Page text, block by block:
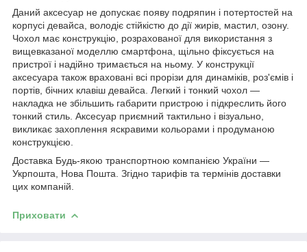
Даний аксесуар не допускає появу подряпин і потертостей на
корпусі девайса, володіє стійкістю до дії жирів, мастил, озону.
Чохол має конструкцію, розрахованої для використання з
вищевказаної моделлю смартфона, щільно фіксується на
пристрої і надійно тримається на ньому. У конструкції
аксесуара також враховані всі прорізи для динаміків, роз'ємів і
портів, бічних клавіш девайса. Легкий і тонкий чохол ―
накладка не збільшить габарити пристрою і підкреслить його
тонкий стиль. Аксесуар приємний тактильно і візуально,
викликає захоплення яскравими кольорами і продуманою
конструкцією.
Доставка Будь-якою транспортною компанією України ―
Укрпошта, Нова Пошта. Згідно тарифів та термінів доставки
цих компаній.
Приховати